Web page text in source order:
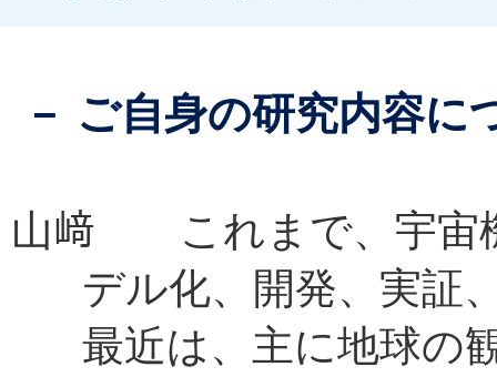
－ ご自身の研究内容
山﨑 これまで、宇宙
デル化、開発、実証
最近は、主に地球の